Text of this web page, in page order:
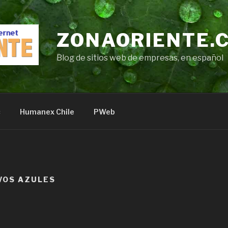
Blog de sitios web de empresas, en español
Humanex Chile PWeb
AZULES